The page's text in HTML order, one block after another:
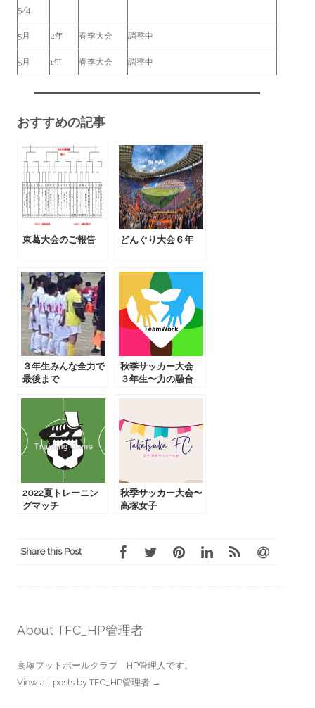
5/4
5月 2年 春季大会 調整中
5月 1年 春季大会 調整中
おすすめの記事
東葛大会のご報告 どんぐり大会６年
３年生みんな全力で
最後まで
秋季サッカー大会
３年生〜力の融合
2022夏トレーニン
グマッチ
秋季サッカー大会〜
高塚女子
Share this Post
About TFC_HP管理者
高塚フットボールクラブ HP管理人です。
View all posts by TFC_HP管理者 →